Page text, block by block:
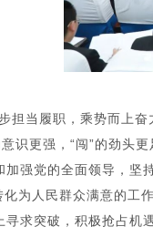
担当履职，乘势而上
识更强，“闯”的劲头
强党的全面领导，坚
为人民群众满意的工
求突破，积极抢占机